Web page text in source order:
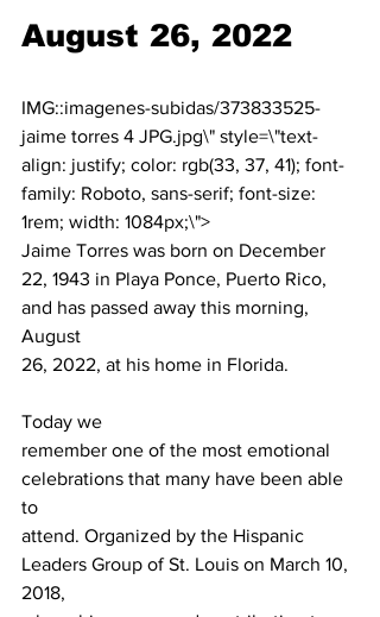
August 26, 2022
IMG::imagenes-subidas/373833525-
jaime torres 4 JPG.jpg\" style=\"text-
align: justify; color: rgb(33, 37, 41); font-
family: Roboto, sans-serif; font-size:
1rem; width: 1084px;\">
Jaime Torres was born on December
22, 1943 in Playa Ponce, Puerto Rico,
and has passed away this morning,
August
26, 2022, at his home in Florida.
Today we
remember one of the most emotional
celebrations that many have been able
to
attend. Organized by the Hispanic
Leaders Group of St. Louis on March 10,
2018,